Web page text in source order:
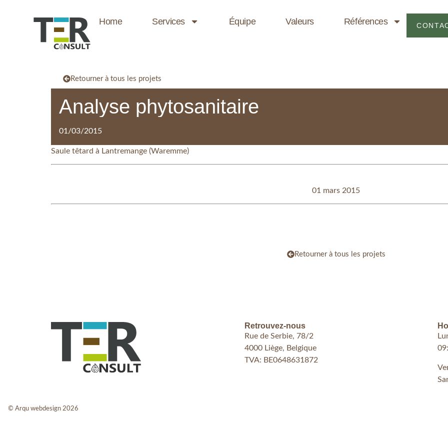
Home Services Équipe Valeurs Références
Retourner à tous les projets
Analyse phytosanitaire
01/03/2015
Saule têtard à Lantremange (Waremme)
01 mars 2015
Retourner à tous les projets
Retrouvez-nous
Rue de Serbie, 78/2
4000 Liège, Belgique
TVA: BE0648631872
© Arqu webdesign 2026